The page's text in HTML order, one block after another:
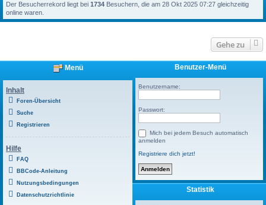
Der Besucherrekord liegt bei 1734 Besuchern, die am 28 Okt 2025 07:27 gleichzeitig
online waren.
Gehe zu
Menü
Inhalt
Foren-Übersicht
Suche
Registrieren
Hilfe
FAQ
BBCode-Anleitung
Nutzungsbedingungen
Datenschutzrichtlinie
Benutzer-Menü
Benutzername:
Passwort:
Mich bei jedem Besuch automatisch
anmelden
Registriere dich jetzt!
Statistik